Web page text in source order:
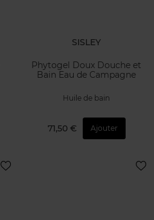
SISLEY
Phytogel Doux Douche et
Bain Eau de Campagne
Huile de bain
71,50 € Ajouter